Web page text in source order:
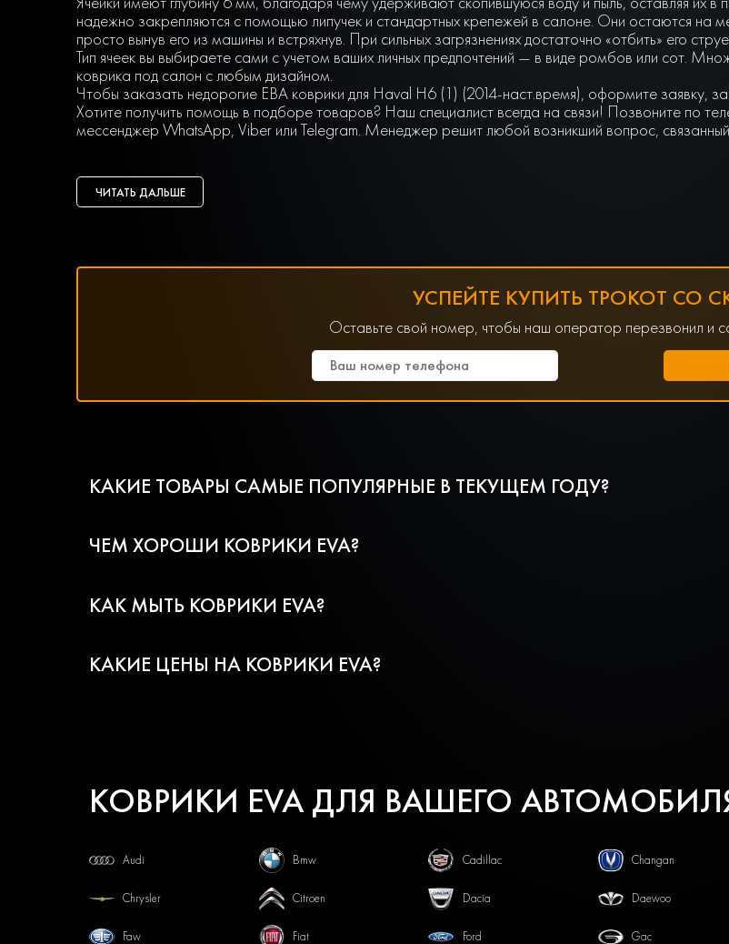
надежно закрепляются с помощью липучек и стандартных крепежей в салоне. Они остаются на
просто вынув его из машины и встряхнув. При сильных загрязнениях достаточно «отбить» его
Тип ячеек вы выбираете сами с учетом ваших личных предпочтений — в виде ромбов или сот.
коврика под салон с любым дизайном.
Чтобы заказать недорогие ЕВА коврики для Haval H6 (1) (2014-наст.время), оформите заявку,
Хотите получить помощь в подборе товаров? Наш специалист всегда на связи! Позвоните
мессенджер WhatsApp, Viber или Telegram. Менеджер решит любой возникший вопрос,
ЧИТАТЬ ДАЛЬШЕ
УСПЕЙТЕ КУПИТЬ ТРОКОТ СО
Оставьте свой номер, чтобы наш оператор перезвонил и
КАКИЕ ТОВАРЫ САМЫЕ ПОПУЛЯРНЫЕ В ТЕКУЩЕМ ГОДУ?
ЧЕМ ХОРОШИ КОВРИКИ EVA?
КАК МЫТЬ КОВРИКИ EVA?
КАКИЕ ЦЕНЫ НА КОВРИКИ EVA?
КОВРИКИ EVA ДЛЯ ВАШЕГО
Audi Bmw Cadillac Changan
Chrysler Citroen Dacia Daewoo
Faw Fiat Ford Gac